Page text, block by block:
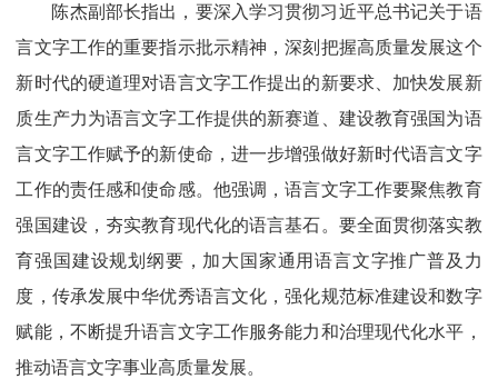
陈杰副部长指出，要深入学习贯彻习近平总书记关于语
言文字工作的重要指示批示精神，深刻把握高质量发展这个
新时代的硬道理对语言文字工作提出的新要求、加快发展新
质生产力为语言文字工作提供的新赛道、建设教育强国为语
言文字工作赋予的新使命，进一步增强做好新时代语言文字
工作的责任感和使命感。他强调，语言文字工作要聚焦教育
强国建设，夯实教育现代化的语言基石。要全面贯彻落实教
育强国建设规划纲要，加大国家通用语言文字推广普及力
度，传承发展中华优秀语言文化，强化规范标准建设和数字
赋能，不断提升语言文字工作服务能力和治理现代化水平，
推动语言文字事业高质量发展。